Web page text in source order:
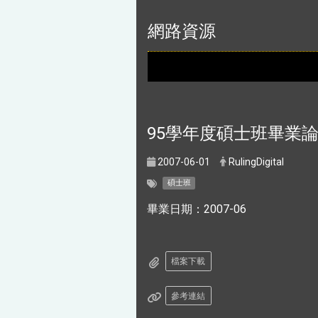
網路資源
95學年度碩士班畢業
2007-06-01 RulingDigital
碩士班
畢業日期：2007-06
檔案下載
參考連結